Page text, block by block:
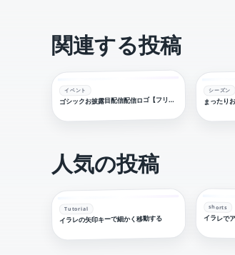
関連する投稿
イベント
ゴ
シックお披露目配信配信ロゴ【フリー素材・サムネ素材】
シーズン
人気の投稿
Tutorial
イラレの矢印キーで細かく移動する
shorts
イラレで